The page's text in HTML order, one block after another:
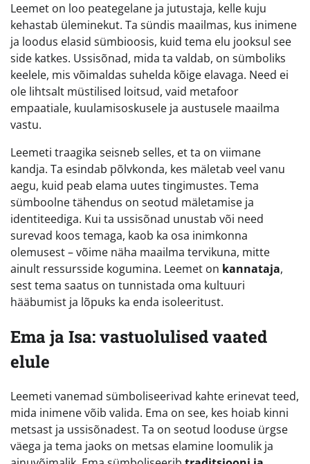
Leemet on loo peategelane ja jutustaja, kelle kuju
kehastab üleminekut. Ta sündis maailmas, kus inimene
ja loodus elasid sümbioosis, kuid tema elu jooksul see
side katkes. Ussisõnad, mida ta valdab, on sümboliks
keelele, mis võimaldas suhelda kõige elavaga. Need ei
ole lihtsalt müstilised loitsud, vaid metafoor
empaatiale, kuulamisoskusele ja austusele maailma
vastu.
Leemeti traagika seisneb selles, et ta on viimane
kandja. Ta esindab põlvkonda, kes mäletab veel vanu
aegu, kuid peab elama uutes tingimustes. Tema
sümboolne tähendus on seotud mäletamise ja
identiteediga. Kui ta ussisõnad unustab või need
surevad koos temaga, kaob ka osa inimkonna
olemusest – võime näha maailma tervikuna, mitte
ainult ressursside kogumina. Leemet on kannataja,
sest tema saatus on tunnistada oma kultuuri
hääbumist ja lõpuks ka enda isoleeritust.
Ema ja Isa: vastuolulised vaated
elule
Leemeti vanemad sümboliseerivad kahte erinevat teed,
mida inimene võib valida. Ema on see, kes hoiab kinni
metsast ja ussisõnadest. Ta on seotud looduse ürgse
väega ja tema jaoks on metsas elamine loomulik ja